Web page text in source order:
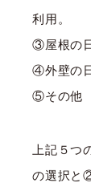
利用。
③屋根の
④外壁の
⑤その他
上記５
の選択と